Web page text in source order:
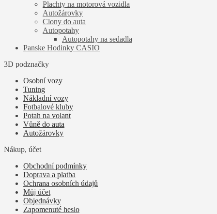
Plachty na motorová vozidla
Autožárovky
Clony do auta
Autopotahy
Autopotahy na sedadla
Panske Hodinky CASIO
3D podznačky
Osobní vozy
Tuning
Nákladní vozy
Fotbalové kluby
Potah na volant
Vůně do auta
Autožárovky
Nákup, účet
Obchodní podmínky
Doprava a platba
Ochrana osobních údajů
Můj účet
Objednávky
Zapomenuté heslo